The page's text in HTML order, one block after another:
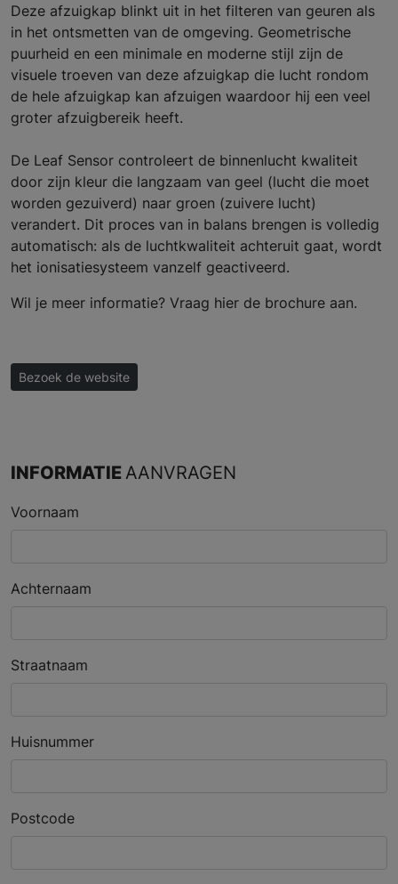
Deze afzuigkap blinkt uit in het filteren van geuren als
in het ontsmetten van de omgeving. Geometrische
puurheid en een minimale en moderne stijl zijn de
visuele troeven van deze afzuigkap die lucht rondom
de hele afzuigkap kan afzuigen waardoor hij een veel
groter afzuigbereik heeft.
De Leaf Sensor controleert de binnenlucht kwaliteit
door zijn kleur die langzaam van geel (lucht die moet
worden gezuiverd) naar groen (zuivere lucht)
verandert. Dit proces van in balans brengen is volledig
automatisch: als de luchtkwaliteit achteruit gaat, wordt
het ionisatiesysteem vanzelf geactiveerd.
Wil je meer informatie? Vraag hier de brochure aan.
Bezoek de website
INFORMATIE AANVRAGEN
Voornaam
Achternaam
Straatnaam
Huisnummer
Postcode